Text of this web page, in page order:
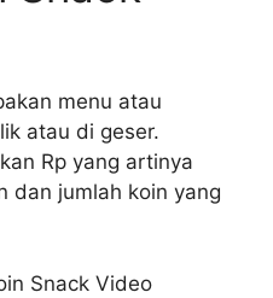
menu atau
atau di geser.
Rp yang artinya
dan jumlah koin yang
Snack Video